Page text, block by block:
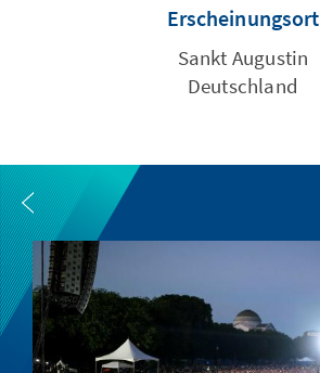
Erscheinungsort
Sankt Augustin
Deutschland